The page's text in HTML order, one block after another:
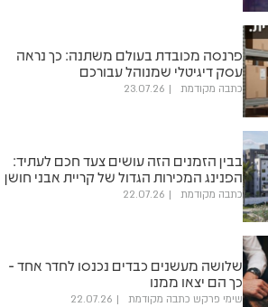
פרנסה מכובדת בעולם משתנה: כך נראה
עסק דיגיטלי שמנוהל עבורכם
כתבה מקודמת 23.07.26
בבין הזמנים הזה עושים צעד חכם לעתיד:
הפנינג המכירות הגדול של קריית אבני חושן
כתבה מקודמת 22.07.26
שלושה מעשנים כבדים נכנסו לחדר אחד -
כך הם יצאו ממנו
שימי פרקש כתבה מקודמת 22.07.26